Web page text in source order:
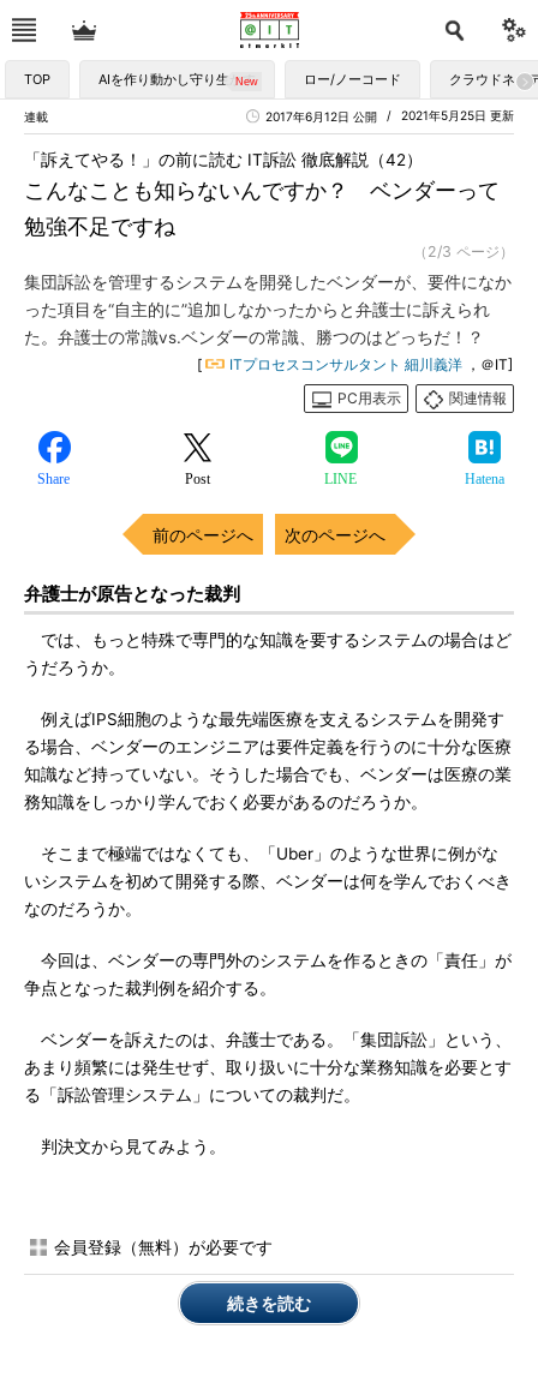
TOP AIを作り動かし守り生かす ロー/ノーコード クラウドネイ
連載 2021年5月25日 更新
2017年6月12日 公開
こんなことも知らないんですか？ ベンダーって
勉強不足ですね
「訴えてやる！」の前に読む IT訴訟 徹底解説（42）
（2/3 ページ）
集団訴訟を管理するシステムを開発したベンダーが、要件になか
った項目を“自主的に”追加しなかったからと弁護士に訴えられ
た。弁護士の常識vs.ベンダーの常識、勝つのはどっちだ！？
[ ITプロセスコンサルタント 細川義洋 ，＠IT]
PC用表示
関連情報
Share Post LINE Hatena
前のページへ 次のページへ
弁護士が原告となった裁判
では、もっと特殊で専門的な知識を要するシステムの場合はど
うだろうか。
例えばIPS細胞のような最先端医療を支えるシステムを開発す
る場合、ベンダーのエンジニアは要件定義を行うのに十分な医療
知識など持っていない。そうした場合でも、ベンダーは医療の業
務知識をしっかり学んでおく必要があるのだろうか。
そこまで極端ではなくても、「Uber」のような世界に例がな
いシステムを初めて開発する際、ベンダーは何を学んでおくべき
なのだろうか。
今回は、ベンダーの専門外のシステムを作るときの「責任」が
争点となった裁判例を紹介する。
ベンダーを訴えたのは、弁護士である。「集団訴訟」という、
あまり頻繁には発生せず、取り扱いに十分な業務知識を必要とす
る「訴訟管理システム」についての裁判だ。
判決文から見てみよう。
会員登録（無料）が必要です
続きを読む